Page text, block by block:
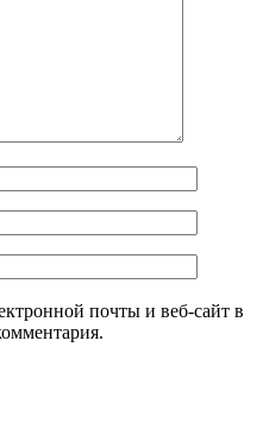
почты и веб-сайт в